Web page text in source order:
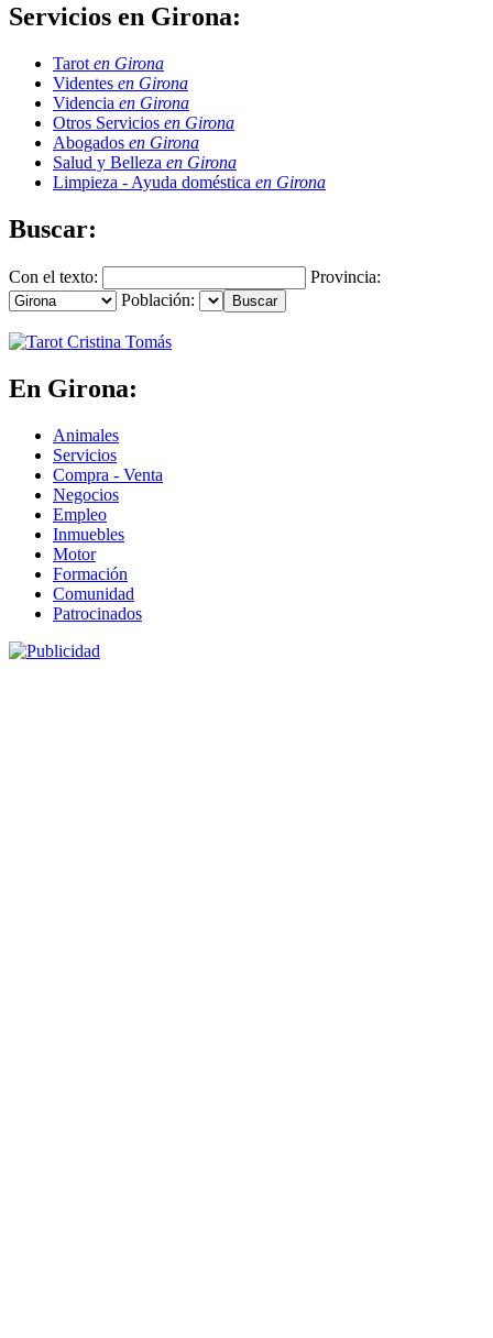
Servicios en Girona:
Tarot en Girona
Videntes en Girona
Videncia en Girona
Otros Servicios en Girona
Abogados en Girona
Salud y Belleza en Girona
Limpieza - Ayuda doméstica en Girona
Buscar:
Con el texto:
Provincia:
Población:
En Girona:
Animales
Servicios
Compra - Venta
Negocios
Empleo
Inmuebles
Motor
Formación
Comunidad
Patrocinados